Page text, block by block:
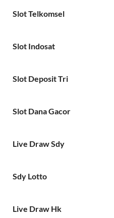
Slot Telkomsel
Slot Indosat
Slot Deposit Tri
Slot Dana Gacor
Live Draw Sdy
Sdy Lotto
Live Draw Hk